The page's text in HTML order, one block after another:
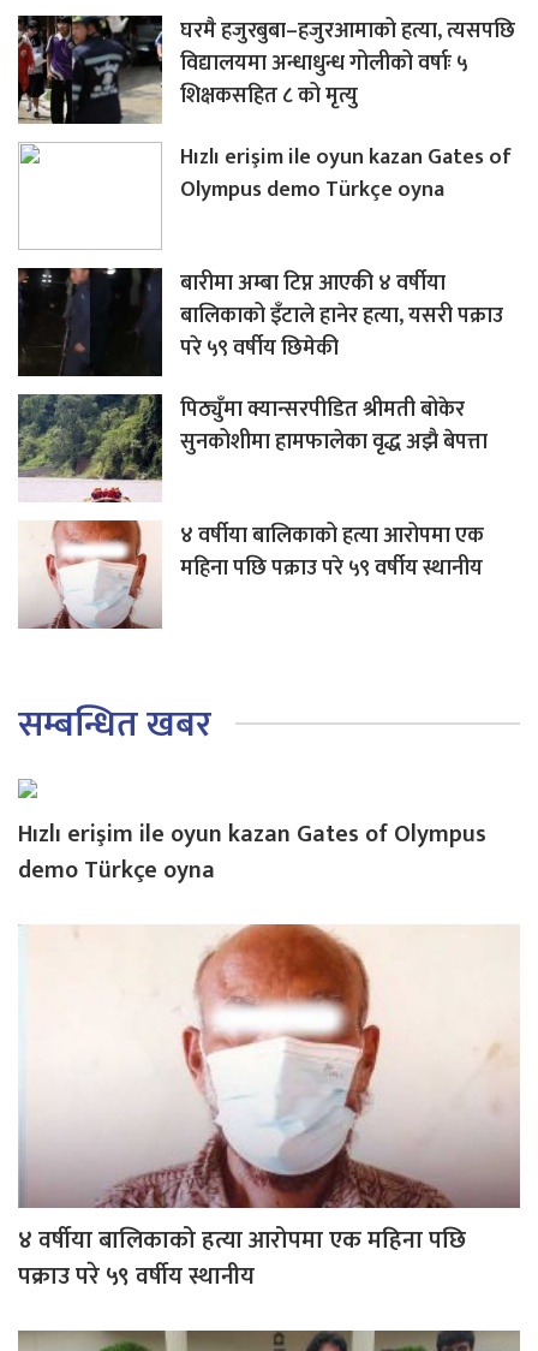
घरमै हजुरबुबा–हजुरआमाको हत्या, त्यसपछि
विद्यालयमा अन्धाधुन्ध गोलीको वर्षाः ५
शिक्षकसहित ८ को मृत्यु
Hızlı erişim ile oyun kazan Gates of
Olympus demo Türkçe oyna
बारीमा अम्बा टिप्न आएकी ४ वर्षीया
बालिकाको इँटाले हानेर हत्या, यसरी पक्राउ
परे ५९ वर्षीय छिमेकी
पिठ्युँमा क्यान्सरपीडित श्रीमती बोकेर
सुनकोशीमा हामफालेका वृद्ध अझै बेपत्ता
४ वर्षीया बालिकाको हत्या आरोपमा एक
महिना पछि पक्राउ परे ५९ वर्षीय स्थानीय
सम्बन्धित खबर
Hızlı erişim ile oyun kazan Gates of Olympus
demo Türkçe oyna
४ वर्षीया बालिकाको हत्या आरोपमा एक महिना पछि
पक्राउ परे ५९ वर्षीय स्थानीय